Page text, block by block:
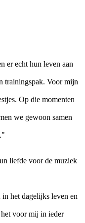
er echt hun leven aan
trainingspak. Voor mijn
Op die momenten
we gewoon samen
liefde voor de muziek
het dagelijks leven en
voor mij in ieder